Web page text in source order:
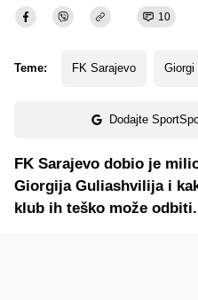
10
Teme: FK Sarajevo Giorgi
Dodajte
FK Sarajevo dobio je
Giorgija Guliashvilija i
klub ih teško može odbiti.